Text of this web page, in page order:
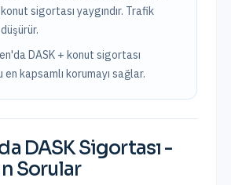
sigortası yaygındır. Trafik
'da DASK + konut sigortası
kapsamlı korumayı sağlar.
DASK Sigortası -
Sorular